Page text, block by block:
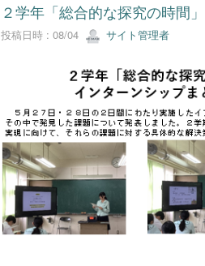
２学年「総合的な探究の時間
投稿日時 : 08/04 サイト管理者